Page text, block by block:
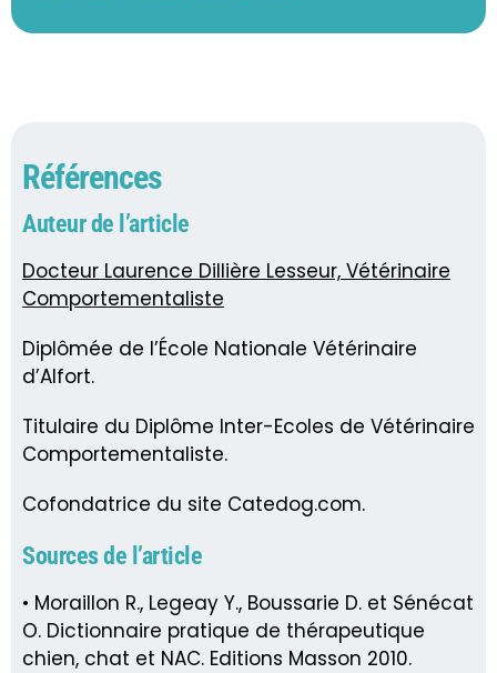
Références
Auteur de l’article
Docteur Laurence Dillière Lesseur, Vétérinaire
Comportementaliste
Diplômée de l’École Nationale Vétérinaire
d’Alfort.
Titulaire du Diplôme Inter-Ecoles de Vétérinaire
Comportementaliste.
Cofondatrice du site Catedog.com.
Sources de l’article
• Moraillon R., Legeay Y., Boussarie D. et Sénécat
O. Dictionnaire pratique de thérapeutique
chien, chat et NAC. Editions Masson 2010.